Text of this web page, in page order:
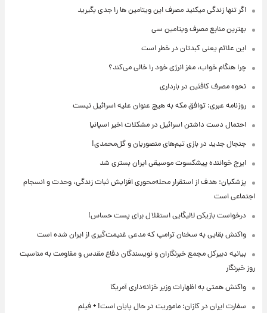
اگر تنها زندگی میکنید مصرف این ویتامین ها را جدی بگیرید
بهترین منابع مصرف ویتامین سی
این علائم یعنی کبدتان در خطر است
چرا هنگام خواب، مغز انرژی خود را خالی می‌کند؟
نحوه مصرف کافئین در بارداری
روزنامه عبری: توافق مکه به هیچ عنوان علیه اسرائیل نیست
احتمال دست داشتن اسرائیل در مشکلات اخیر اسپانیا
جنجال جدید در بازی تیم‌های منصوریان و گل‌محمدی!
ایرج خواننده پیشکسوت موسیقی ایران بستری شد
پزشکیان: هدف از استقرار محله‌محوری افزایش ثبات زندگی، وحدت و انسجام
اجتماعی است
درخواست بازیکن لالیگایی استقلال برای پست حساس!
واکنش بقایی به سخنان ترامپ که مدعی غنیمت‌گیری از ایران شده است
بیانیه دبیرکل مجمع خبرنگاران و نویسندگان دفاع مقدس و مقاومت به مناسبت
روز خبرنگار
واکنش همتی به اظهارات وزیر خزانه‌داری آمریکا
سفارت ایران در کازان: ماموریت در حال پایان است! + فیلم